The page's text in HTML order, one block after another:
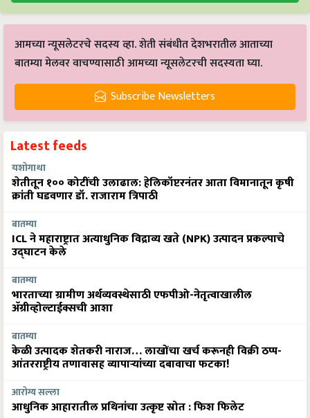
आमच्या न्यूसलेटरचे सदस्य व्हा. शेती संबंधीत देशभरातील आताच्या
बातम्या मेलवर वाचण्यासाठी आमच्या न्यूसलेटरची सदस्यता घ्या.
Subscribe Newsletters
Latest feeds
यशोगाथा
शेतीतून १०० कोटींची उलाढाल: हेलिकॉप्टरनंतर आता विमानातून कृषी
क्रांती घडवणार डॉ. राजाराम त्रिपाठी
बातम्या
ICL ने महाराष्ट्रात अत्याधुनिक विद्राव्य खते (NPK) उत्पादन प्रकल्पाचे
उद्घाटन केले
बातम्या
भारताच्या ग्रामीण अर्थव्यवस्थेसाठी एफपीओ-नेतृत्वाखालील
अ‍ॅग्रीव्होल्टाईक्सची आशा
बातम्या
केळी उत्पादक शेतकरी नाराज… लाखोंचा खर्च करूनही विक्री ठप्प-
आंतरराष्ट्रीय तणावासह व्यापाऱ्यांच्या दबावाचा फटका!
आरोग्य सल्ला
आधुनिक आहारातील प्रथिनांचा उत्कृष्ट स्रोत : फिश फिलेट